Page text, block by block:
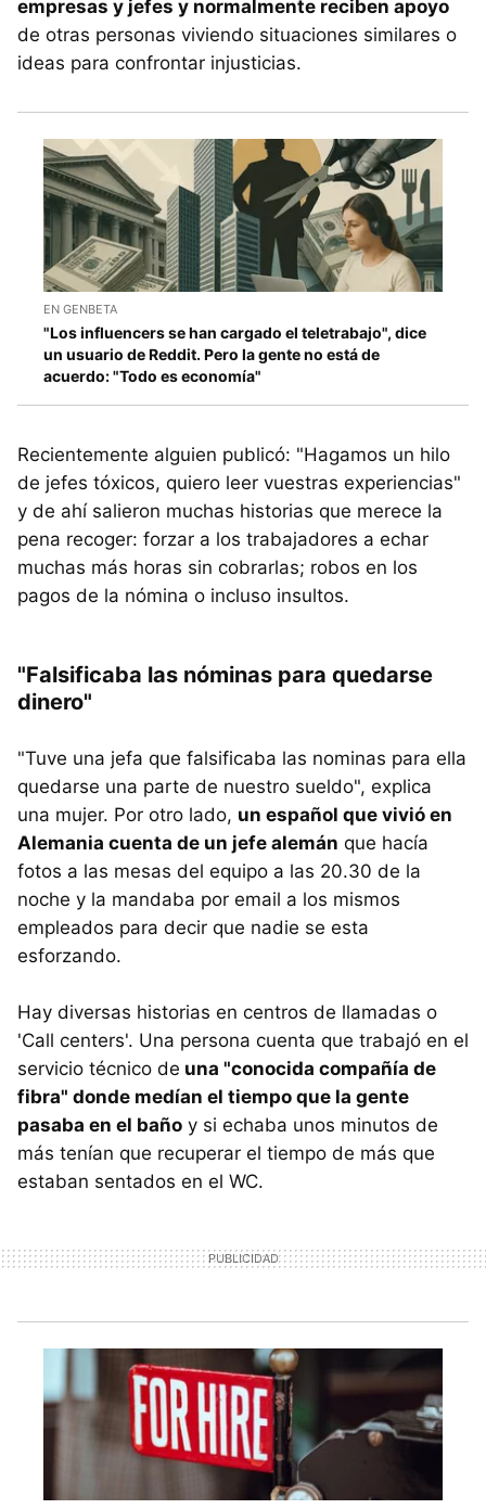
empresas y jefes y normalmente reciben apoyo
de otras personas viviendo situaciones similares o
ideas para confrontar injusticias.
EN GENBETA
"Los influencers se han cargado el teletrabajo", dice
un usuario de Reddit. Pero la gente no está de
acuerdo: "Todo es economía"
Recientemente alguien publicó: "Hagamos un hilo
de jefes tóxicos, quiero leer vuestras experiencias"
y de ahí salieron muchas historias que merece la
pena recoger: forzar a los trabajadores a echar
muchas más horas sin cobrarlas; robos en los
pagos de la nómina o incluso insultos.
"Falsificaba las nóminas para quedarse
dinero"
"Tuve una jefa que falsificaba las nominas para ella
quedarse una parte de nuestro sueldo", explica
una mujer. Por otro lado, un español que vivió en
Alemania cuenta de un jefe alemán que hacía
fotos a las mesas del equipo a las 20.30 de la
noche y la mandaba por email a los mismos
empleados para decir que nadie se esta
esforzando.
Hay diversas historias en centros de llamadas o
'Call centers'. Una persona cuenta que trabajó en el
servicio técnico de una "conocida compañía de
fibra" donde medían el tiempo que la gente
pasaba en el baño y si echaba unos minutos de
más tenían que recuperar el tiempo de más que
estaban sentados en el WC.